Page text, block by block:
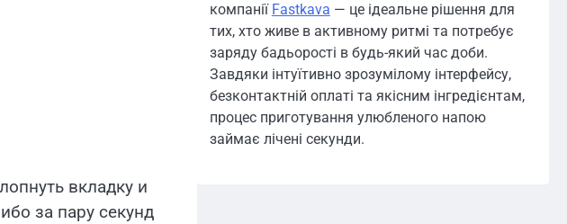
вкладку и
за пару секунд
компанії Fastkava — це ідеальне рішення для
тих, хто живе в активному ритмі та потребує
заряду бадьорості в будь-який час доби.
Завдяки інтуїтивно зрозумілому інтерфейсу,
безконтактній оплаті та якісним інгредієнтам,
процес приготування улюбленого напою
займає лічені секунди.